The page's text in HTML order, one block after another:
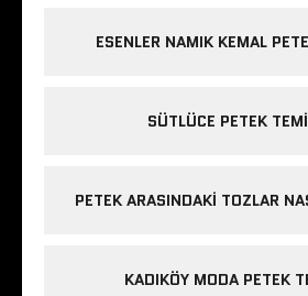
ESENLER NAMIK KEMAL
SÜTLÜCE PETEK
PETEK ARASINDAKI TOZLAR
KADIKÖY MODA PETEK